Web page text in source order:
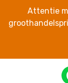
Attentie